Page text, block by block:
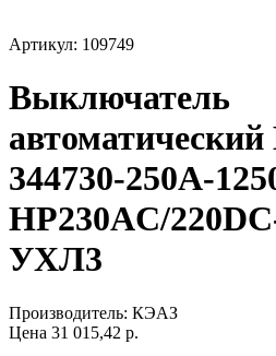
Артикул: 109749
Выключатель
344730-250А-
НР230AC/
УХЛ3
Производитель: КЭАЗ
Цена 31 015,42 р.